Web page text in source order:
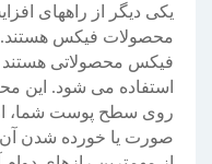
یکی دیگر از راههای
محصولات فیکس هستند.
فیکس محصولاتی هستند
استفاده می شود. این
روی سطح پوست شما،
صورت یا خورده شدن